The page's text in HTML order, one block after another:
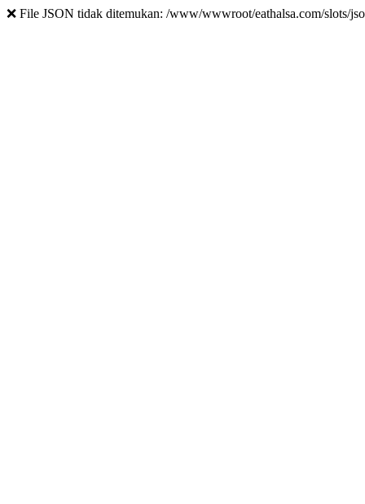
❌ File JSON tidak ditemukan: /www/wwwroot/eathalsa.com/slots/